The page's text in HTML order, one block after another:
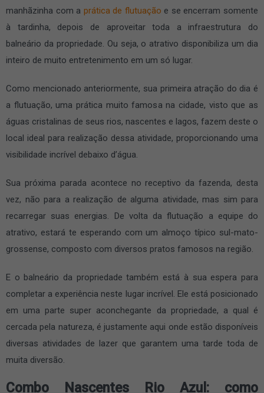
manhãzinha com a prática de flutuação e se encerram somente
à tardinha, depois de aproveitar toda a infraestrutura do
balneário da propriedade. Ou seja, o atrativo disponibiliza um dia
inteiro de muito entretenimento em um só lugar.
Como mencionado anteriormente, sua primeira atração do dia é
a flutuação, uma prática muito famosa na cidade, visto que as
águas cristalinas de seus rios, nascentes e lagos, fazem deste o
local ideal para realização dessa atividade, proporcionando uma
visibilidade incrível debaixo d’água.
Sua próxima parada acontece no receptivo da fazenda, desta
vez, não para a realização de alguma atividade, mas sim para
recarregar suas energias. De volta da flutuação a equipe do
atrativo, estará te esperando com um almoço típico sul-mato-
grossense, composto com diversos pratos famosos na região.
E o balneário da propriedade também está à sua espera para
completar a experiência neste lugar incrível. Ele está posicionado
em uma parte super aconchegante da propriedade, a qual é
cercada pela natureza, é justamente aqui onde estão disponíveis
diversas atividades de lazer que garantem uma tarde toda de
muita diversão.
Combo Nascentes Rio Azul: como